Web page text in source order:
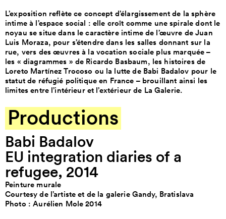
L’exposition reflète ce concept d’élargissement de la sphère
intime à l’espace social : elle croît comme une spirale dont le
noyau se situe dans le caractère intime de l’œuvre de Juan
Luis Moraza, pour s’étendre dans les salles donnant sur la
rue, vers des œuvres à la vocation sociale plus marquée –
les « diagrammes » de Ricardo Basbaum, les histoires de
Loreto Martínez Trocoso ou la lutte de Babi Badalov pour le
statut de réfugié politique en France – brouillant ainsi les
limites entre l’intérieur et l’extérieur de La Galerie.
Productions
Babi Badalov
EU integration diaries of a
refugee, 2014
Peinture murale
Courtesy de l’artiste et de la galerie Gandy, Bratislava
Photo : Aurélien Mole 2014